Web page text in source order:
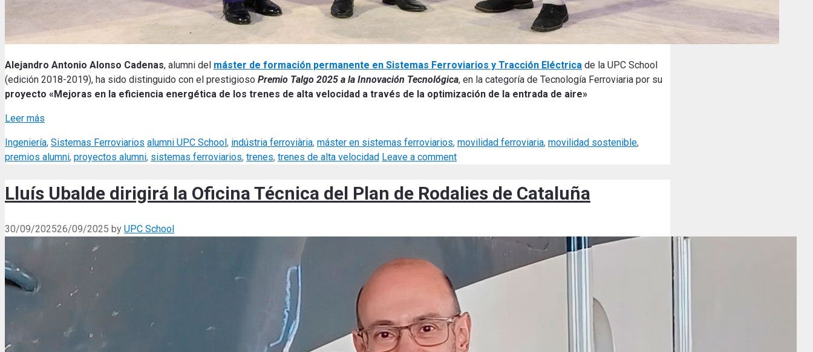
Alejandro Antonio Alonso Cadenas, alumni del máster de formación permanente en Sistemas Ferroviarios y Tracción Eléctrica de la UPC School
(edición 2018-2019), ha sido distinguido con el prestigioso Premio Talgo 2025 a la Innovación Tecnológica, en la categoría de Tecnología Ferroviaria por su
proyecto «Mejoras en la eficiencia energética de los trenes de alta velocidad a través de la optimización de la entrada de aire»
Leer más
Categories
Ingeniería, Sistemas Ferroviarios Tags
alumni UPC School, indústria ferroviària, máster en sistemas ferroviarios, movilidad ferroviaria, movilidad sostenible,
premios alumni, proyectos alumni, sistemas ferroviarios, trenes, trenes de alta velocidad Leave a comment
Lluís Ubalde dirigirá la Oficina Técnica del Plan de Rodalies de Cataluña
30/09/202526/09/2025 by UPC School